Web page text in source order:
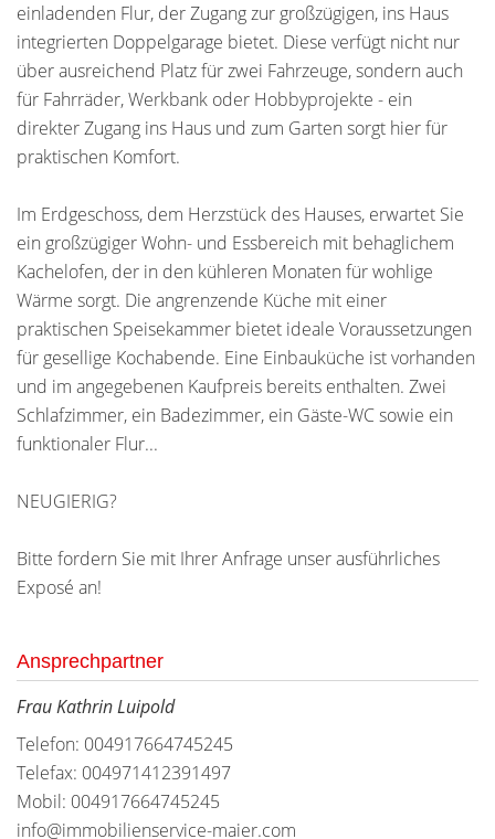
einladenden Flur, der Zugang zur großzügigen, ins Haus
integrierten Doppelgarage bietet. Diese verfügt nicht nur
über ausreichend Platz für zwei Fahrzeuge, sondern auch
für Fahrräder, Werkbank oder Hobbyprojekte - ein
direkter Zugang ins Haus und zum Garten sorgt hier für
praktischen Komfort.
Im Erdgeschoss, dem Herzstück des Hauses, erwartet Sie
ein großzügiger Wohn- und Essbereich mit behaglichem
Kachelofen, der in den kühleren Monaten für wohlige
Wärme sorgt. Die angrenzende Küche mit einer
praktischen Speisekammer bietet ideale Voraussetzungen
für gesellige Kochabende. Eine Einbauküche ist vorhanden
und im angegebenen Kaufpreis bereits enthalten. Zwei
Schlafzimmer, ein Badezimmer, ein Gäste-WC sowie ein
funktionaler Flur...
NEUGIERIG?
Bitte fordern Sie mit Ihrer Anfrage unser ausführliches
Exposé an!
Ansprechpartner
Frau Kathrin Luipold
Telefon: 004917664745245
Telefax: 004971412391497
Mobil: 004917664745245
info@immobilienservice-maier.com